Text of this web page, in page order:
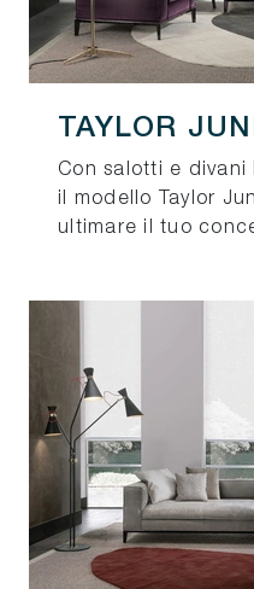
TAYLOR
Con salotti e divani
il modello Taylor
ultimare il tuo